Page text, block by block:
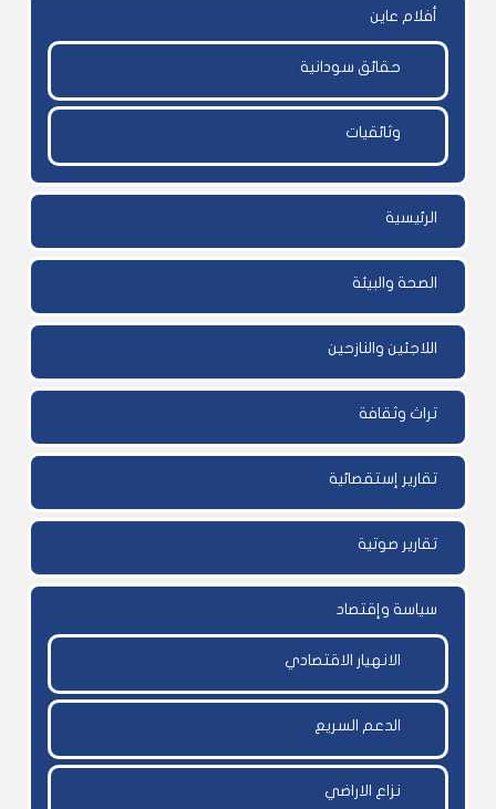
أفلام عاين
حقائق سودانية
وثائقيات
الرئيسية
الصحة والبيئة
اللاجئين والنازحين
تراث وثقافة
تقارير إستقصائية
تقارير صوتية
سياسة وإقتصاد
الانهيار الاقتصادي
الدعم السريع
نزاع الاراضي